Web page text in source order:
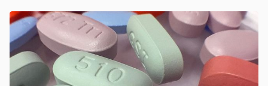
Uso e Política de Privacidade do Canaltech.